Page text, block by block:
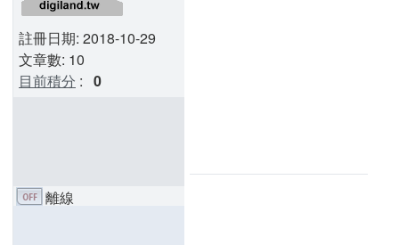
註冊日期: 2018-10-29
文章數: 10
目前積分 : 0
離線